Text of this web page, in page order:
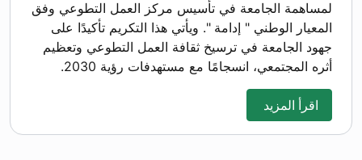
لمساهمة الجامعة في تأسيس مركز العمل التطوعي وفق
المعيار الوطني " إدامة ". ويأتي هذا التكريم تأكيدًا على
جهود الجامعة في ترسيخ ثقافة العمل التطوعي وتعظيم
أثره المجتمعي، انسجامًا مع مستهدفات رؤية 2030.
اقرأ المزيد